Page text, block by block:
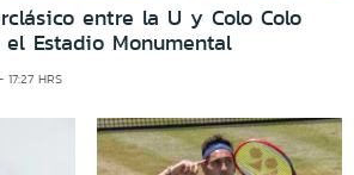
entre la U y Colo Colo
Estadio Monumental
HRS